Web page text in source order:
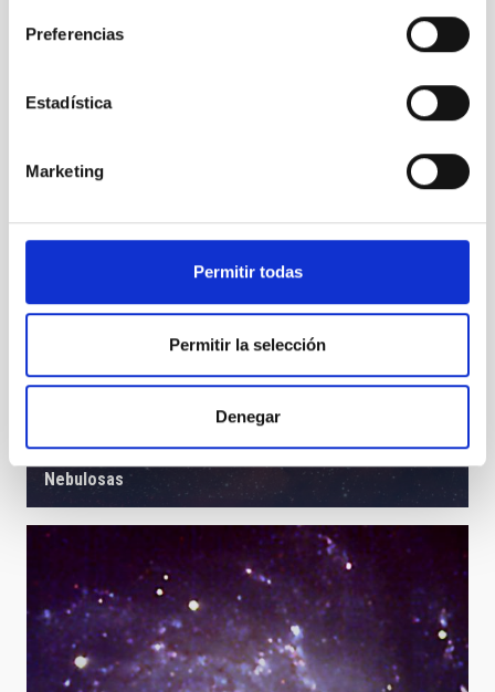
Preferencias
Estadística
Marketing
Permitir todas
Permitir la selección
Denegar
Nebulosas